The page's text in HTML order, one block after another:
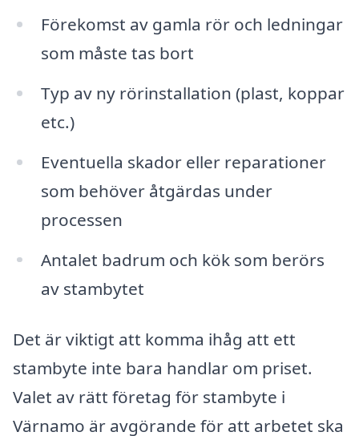
Förekomst av gamla rör och ledningar
som måste tas bort
Typ av ny rörinstallation (plast, koppar
etc.)
Eventuella skador eller reparationer
som behöver åtgärdas under
processen
Antalet badrum och kök som berörs
av stambytet
Det är viktigt att komma ihåg att ett
stambyte inte bara handlar om priset.
Valet av rätt företag för stambyte i
Värnamo är avgörande för att arbetet ska